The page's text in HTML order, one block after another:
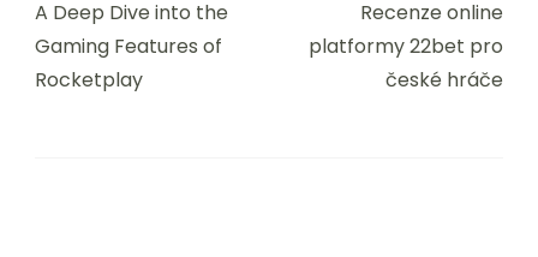
Navigation
A Deep Dive into the
Gaming Features of
Rocketplay
Recenze online
platformy 22bet pro
české hráče